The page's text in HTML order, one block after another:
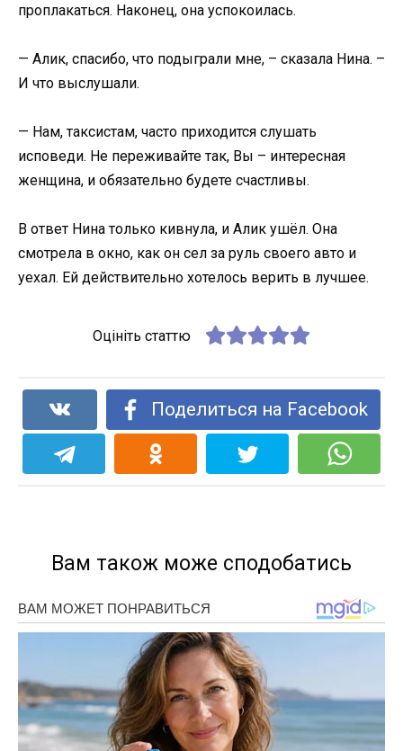
проплакаться. Наконец, она успокоилась.
— Алик, спасибо, что подыграли мне, – сказала Нина. –
И что выслушали.
— Нам, таксистам, часто приходится слушать
исповеди. Не переживайте так, Вы – интересная
женщина, и обязательно будете счастливы.
В ответ Нина только кивнула, и Алик ушёл. Она
смотрела в окно, как он сел за руль своего авто и
уехал. Ей действительно хотелось верить в лучшее.
Оцініть статтю
Поделиться на Facebook
Вам також може сподобатись